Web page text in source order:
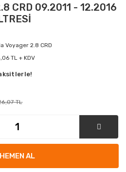
CRD 09.2011 - 12.2016
Voyager 2.8 CRD
TL + KDV
TL
HEMEN AL